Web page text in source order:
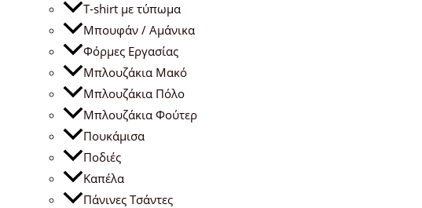
T-shirt με τύπωμα
Μπουφάν / Αμάνικα
Φόρμες Εργασίας
Μπλουζάκια Μακό
Μπλουζάκια Πόλο
Μπλουζάκια Φούτερ
Πουκάμισα
Ποδιές
Καπέλα
Πάνινες Τσάντες